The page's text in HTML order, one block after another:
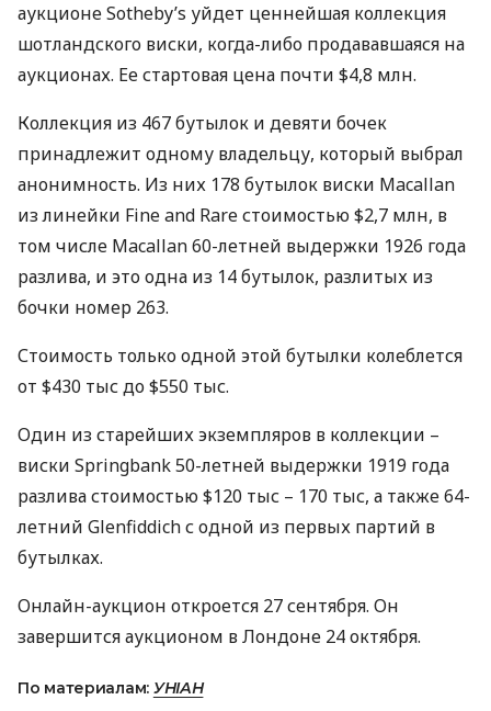
аукционе Sotheby’s уйдет ценнейшая коллекция
шотландского виски, когда-либо продававшаяся на
аукционах. Ее стартовая цена почти $4,8 млн.
Коллекция из 467 бутылок и девяти бочек
принадлежит одному владельцу, который выбрал
анонимность. Из них 178 бутылок виски Macallan
из линейки Fine and Rare стоимостью $2,7 млн, в
том числе Macallan 60-летней выдержки 1926 года
разлива, и это одна из 14 бутылок, разлитых из
бочки номер 263.
Стоимость только одной этой бутылки колеблется
от $430 тыс до $550 тыс.
Один из старейших экземпляров в коллекции –
виски Springbank 50-летней выдержки 1919 года
разлива стоимостью $120 тыс – 170 тыс, а также 64-
летний Glenfiddich с одной из первых партий в
бутылках.
Онлайн-аукцион откроется 27 сентября. Он
завершится аукционом в Лондоне 24 октября.
По материалам: УНІАН